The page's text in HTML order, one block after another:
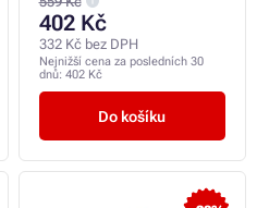
402 Kč
332 Kč bez DPH
Nejnižší cena za posledních 30
dnů: 402 Kč
Do košíku